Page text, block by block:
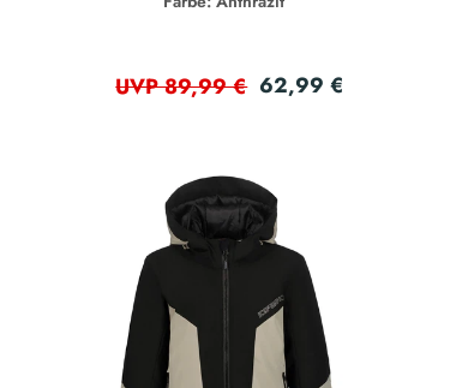
UVP 89,99 € 62,99 €